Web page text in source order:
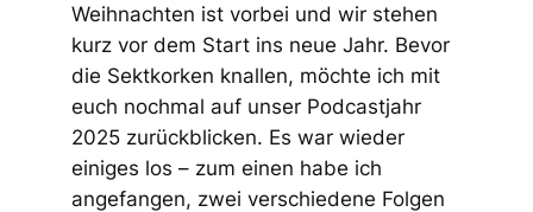
Weihnachten ist vorbei und wir stehen
kurz vor dem Start ins neue Jahr. Bevor
die Sektkorken knallen, möchte ich mit
euch nochmal auf unser Podcastjahr
2025 zurückblicken. Es war wieder
einiges los – zum einen habe ich
angefangen, zwei verschiedene Folgen